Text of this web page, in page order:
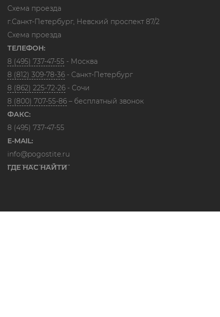
Схема проезда
г.Санкт-Петербург, Невский проспект 87/2
Схема проезда
ТЕЛЕФОН:
8 (495) 737-47-55 - Москва
8 (812) 309-78-36 - Санкт-Петербург
8 (862) 225-72-26 - Сочи
8 (800) 707-55-86 – бесплатный звонок
ФАКС:
8 (495) 737-47-55
E-MAIL:
info@pogostite.ru
ГДЕ НАС НАЙТИ